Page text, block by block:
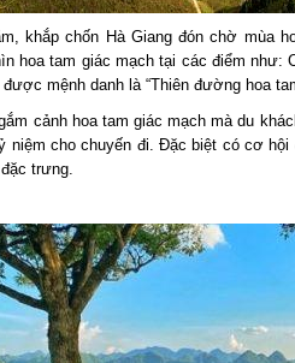
khắp chốn Hà Giang đón chờ mùa
hoa tam giác mạch tại các điểm như:
mệnh danh là “Thiên đường hoa
cảnh hoa tam giác mạch mà du
niệm cho chuyến đi. Đặc biệt có cơ hội
trưng.